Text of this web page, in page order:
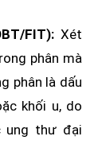
FIT):Xét
phân mà
phân là dấu
khối u, do
ung thư đại